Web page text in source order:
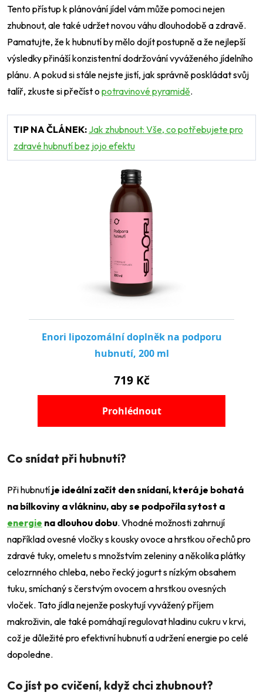
Tento přístup k plánování jídel vám může pomoci nejen
zhubnout, ale také udržet novou váhu dlouhodobě a zdravě.
Pamatujte, že k hubnutí by mělo dojít postupně a že nejlepší
výsledky přináší konzistentní dodržování vyváženého jídelního
plánu. A pokud si stále nejste jistí, jak správně poskládat svůj
talíř, zkuste si přečíst o potravinové pyramidě.
TIP NA ČLÁNEK: Jak zhubnout: Vše, co potřebujete pro
zdravé hubnutí bez jojo efektu
Co snídat při hubnutí?
Při hubnutí je ideální začít den snídaní, která je bohatá
na bílkoviny a vlákninu, aby se podpořila sytost a
energie na dlouhou dobu. Vhodné možnosti zahrnují
například ovesné vločky s kousky ovoce a hrstkou ořechů pro
zdravé tuky, omeletu s množstvím zeleniny a několika plátky
celozrnného chleba, nebo řecký jogurt s nízkým obsahem
tuku, smíchaný s čerstvým ovocem a hrstkou ovesných
vloček. Tato jídla nejenže poskytují vyvážený příjem
makroživin, ale také pomáhají regulovat hladinu cukru v krvi,
což je důležité pro efektivní hubnutí a udržení energie po celé
dopoledne.
Co jíst po cvičení, když chci zhubnout?
Powered by chaterimo